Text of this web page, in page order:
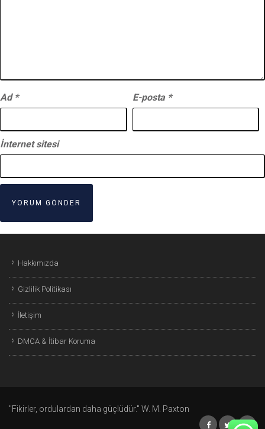
Ad * E-posta *
İnternet sitesi
Hakkımızda
Gizlilik Politikası
İletişim
DMCA & İtibar Koruma
"Fikirler, ordulardan daha güçlüdür." W. M. Paxton